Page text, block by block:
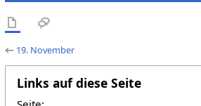
← 19. November
Links auf diese Seite